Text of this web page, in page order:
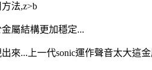
法,z>b
屬結構更加穩定...
來...上一代sonic運作聲音太大這